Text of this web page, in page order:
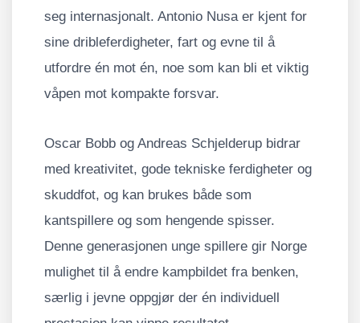
seg internasjonalt. Antonio Nusa er kjent for
sine dribleferdigheter, fart og evne til å
utfordre én mot én, noe som kan bli et viktig
våpen mot kompakte forsvar.
Oscar Bobb og Andreas Schjelderup bidrar
med kreativitet, gode tekniske ferdigheter og
skuddfot, og kan brukes både som
kantspillere og som hengende spisser.
Denne generasjonen unge spillere gir Norge
mulighet til å endre kampbildet fra benken,
særlig i jevne oppgjør der én individuell